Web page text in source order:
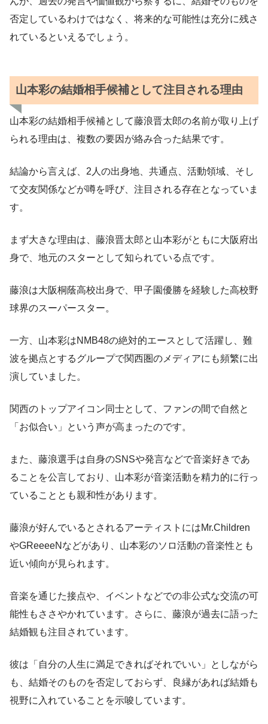
否定しているわけではなく、将来的な可能性は充分に残さ
れているといえるでしょう。
山本彩の結婚相手候補として注目される理由
山本彩の結婚相手候補として藤浪晋太郎の名前が取り上げ
られる理由は、複数の要因が絡み合った結果です。
結論から言えば、2人の出身地、共通点、活動領域、そし
て交友関係などが噂を呼び、注目される存在となっていま
す。
まず大きな理由は、藤浪晋太郎と山本彩がともに大阪府出
身で、地元のスターとして知られている点です。
藤浪は大阪桐蔭高校出身で、甲子園優勝を経験した高校野
球界のスーパースター。
一方、山本彩はNMB48の絶対的エースとして活躍し、難
波を拠点とするグループで関西圏のメディアにも頻繁に出
演していました。
関西のトップアイコン同士として、ファンの間で自然と
「お似合い」という声が高まったのです。
また、藤浪選手は自身のSNSや発言などで音楽好きであ
ることを公言しており、山本彩が音楽活動を精力的に行っ
ていることとも親和性があります。
藤浪が好んでいるとされるアーティストにはMr.Children
やGReeeeNなどがあり、山本彩のソロ活動の音楽性とも
近い傾向が見られます。
音楽を通じた接点や、イベントなどでの非公式な交流の可
能性もささやかれています。さらに、藤浪が過去に語った
結婚観も注目されています。
彼は「自分の人生に満足できればそれでいい」としながら
も、結婚そのものを否定しておらず、良縁があれば結婚も
視野に入れていることを示唆しています。